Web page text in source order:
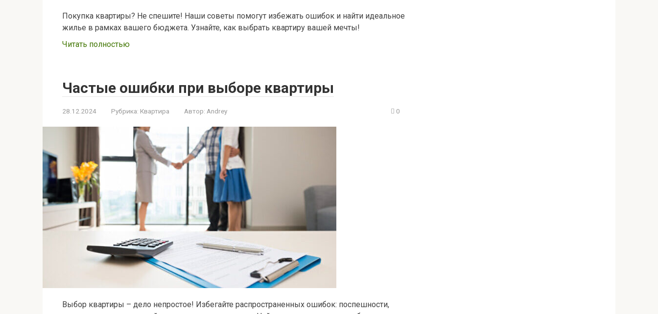
Покупка квартиры? Не спешите! Наши советы помогут избежать ошибок и найти идеальное
жилье в рамках вашего бюджета. Узнайте, как выбрать квартиру вашей мечты!
Читать полностью
Частые ошибки при выборе квартиры
28.12.2024 Рубрика: Квартира Автор: Andrey 0
Выбор квартиры – дело непростое! Избегайте распространенных ошибок: поспешности,